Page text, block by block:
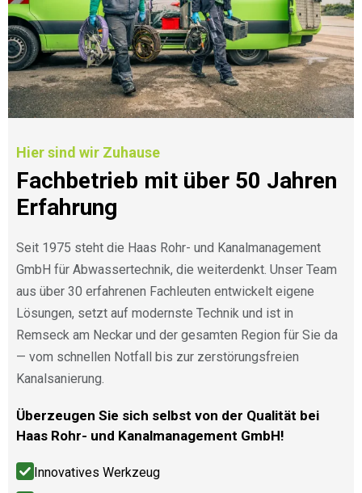
Hier sind wir Zuhause
Fachbetrieb mit über 50 Jahren
Erfahrung
Seit 1975 steht die Haas Rohr- und Kanalmanagement
GmbH für Abwassertechnik, die weiterdenkt. Unser Team
aus über 30 erfahrenen Fachleuten entwickelt eigene
Lösungen, setzt auf modernste Technik und ist in
Remseck am Neckar und der gesamten Region für Sie da
— vom schnellen Notfall bis zur zerstörungsfreien
Kanalsanierung.
Überzeugen Sie sich selbst von der Qualität bei
Haas Rohr- und Kanalmanagement GmbH!
Innovatives Werkzeug